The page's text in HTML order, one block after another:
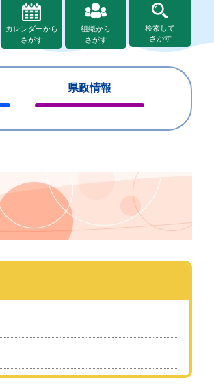
カレンダーから
さがす
組織から
さがす
検索して
さがす
県政情報
じ